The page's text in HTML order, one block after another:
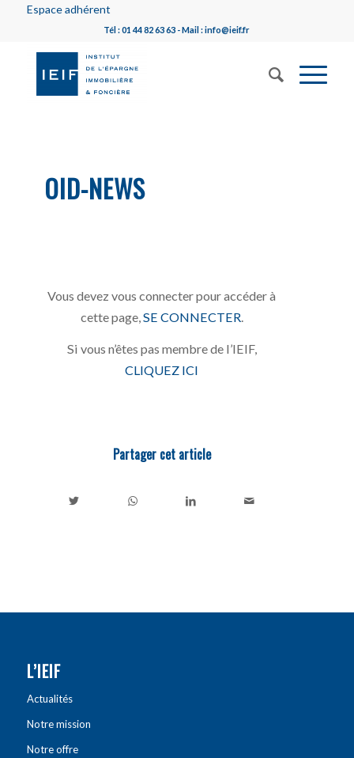
Espace adhérent
Tél : 01 44 82 63 63 - Mail : info@ieif.fr
OID-NEWS
Vous devez vous connecter pour accéder à
cette page, SE CONNECTER
Si vous n’êtes pas membre de l’IEIF,
CLIQUEZ ICI
Partager cet article
L’IEIF
Actualités
Notre mission
Notre offre